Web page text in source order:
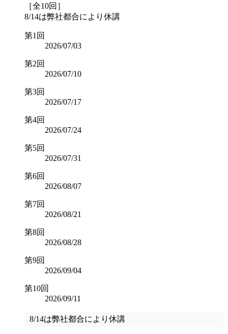
［全10回］
8/14は弊社都合により休講
第1回
2026/07/03
第2回
2026/07/10
第3回
2026/07/17
第4回
2026/07/24
第5回
2026/07/31
第6回
2026/08/07
第7回
2026/08/21
第8回
2026/08/28
第9回
2026/09/04
第10回
2026/09/11
8/14は弊社都合により休講